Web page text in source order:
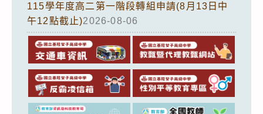
115學年度高二第一階段轉組申請(8月13日中
午12點截止)2026-08-06